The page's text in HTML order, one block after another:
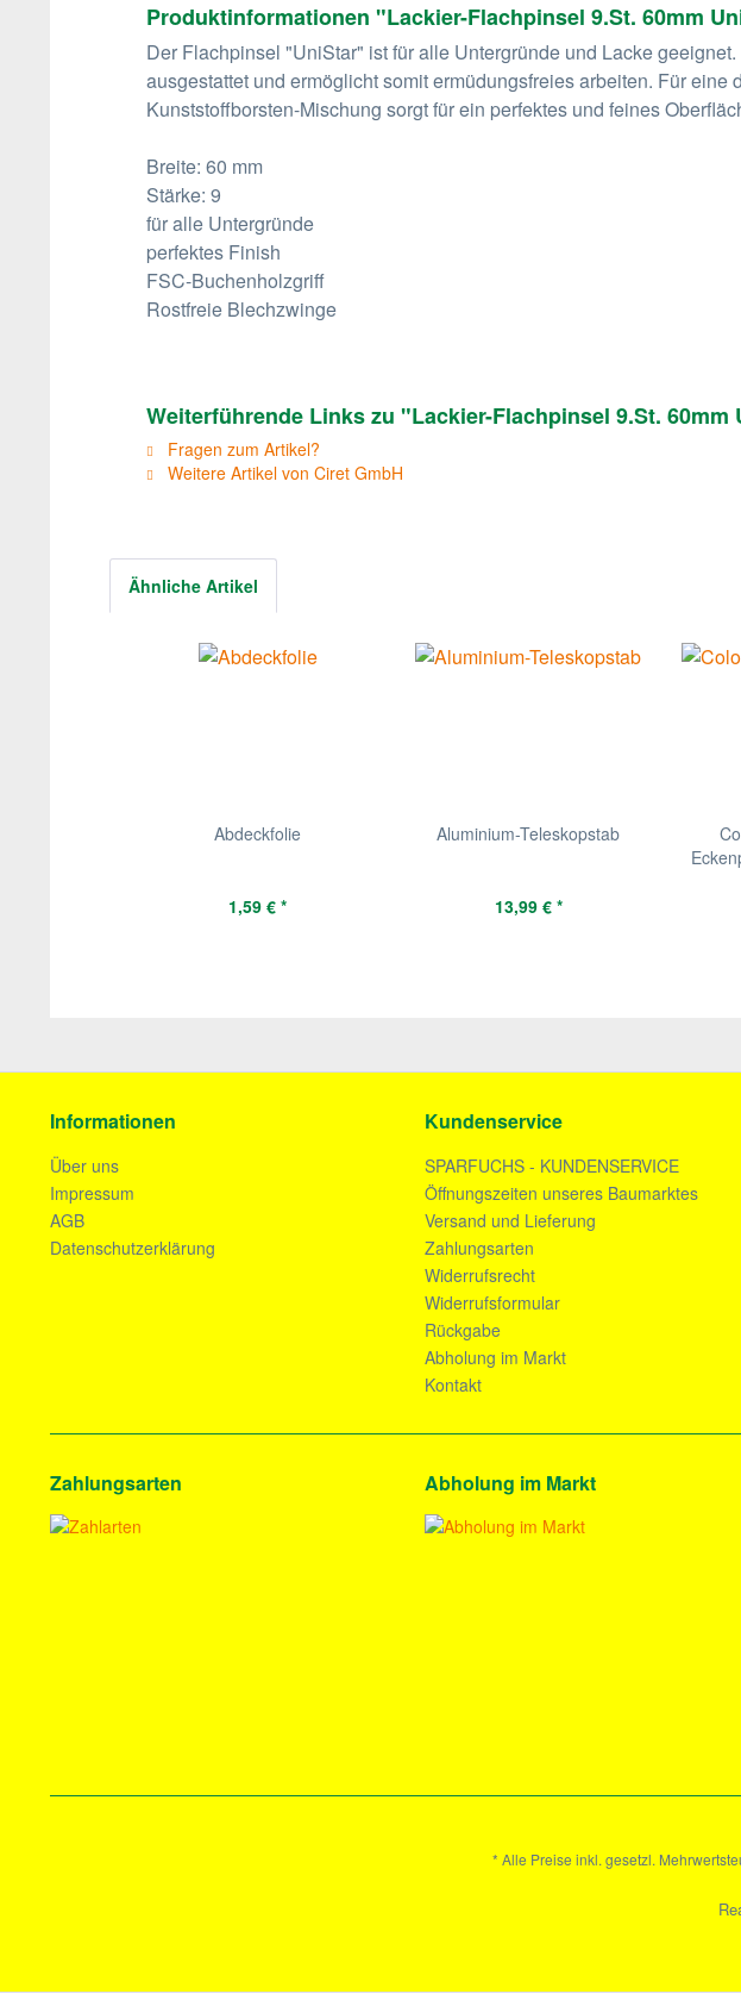
Produktinformationen "Lackier-Flachpinsel 9.St. 60mm
Der Flachpinsel "UniStar" ist für alle Untergründe und Lacke
ausgestattet und ermöglicht somit ermüdungsfreies arbeiten. Für
Kunststoffborsten-Mischung sorgt für ein perfektes und feines
Breite: 60 mm
Stärke: 9
für alle Untergründe
perfektes Finish
FSC-Buchenholzgriff
Rostfreie Blechzwinge
Weiterführende Links zu "Lackier-Flachpinsel 9.St. 60mm
Fragen zum Artikel?
Weitere Artikel von Ciret GmbH
Ähnliche Artikel
Abdeckfolie
1,59 € *
Aluminium-Teleskopstab
13,99 € *
Informationen
Über uns
Impressum
AGB
Datenschutzerklärung
Kundenservice
SPARFUCHS - KUNDENSERVICE
Öffnungszeiten unseres Baumarktes
Versand und Lieferung
Zahlungsarten
Widerrufsrecht
Widerrufsformular
Rückgabe
Abholung im Markt
Kontakt
Zahlungsarten Abholung im Markt
* Alle Preise inkl. gesetzl.